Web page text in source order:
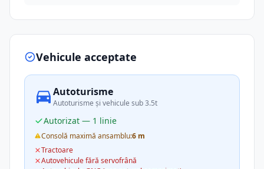
Vehicule acceptate
Autoturisme
Autoturisme și vehicule sub 3.5t
Autorizat — 1 linie
Consolă maximă ansamblu:6 m
Tractoare
Autovehicule fără servofrână